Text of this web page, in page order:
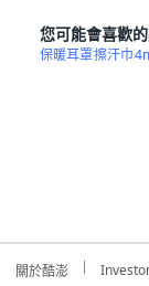
您可能會喜歡
保暖耳罩擦汗巾
關於酷澎